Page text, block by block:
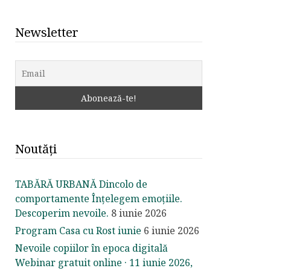
Newsletter
Noutăți
TABĂRĂ URBANĂ Dincolo de
comportamente Înțelegem emoțiile.
Descoperim nevoile. 8 iunie 2026
Program Casa cu Rost iunie 6 iunie 2026
Nevoile copiilor în epoca digitală
Webinar gratuit online · 11 iunie 2026,